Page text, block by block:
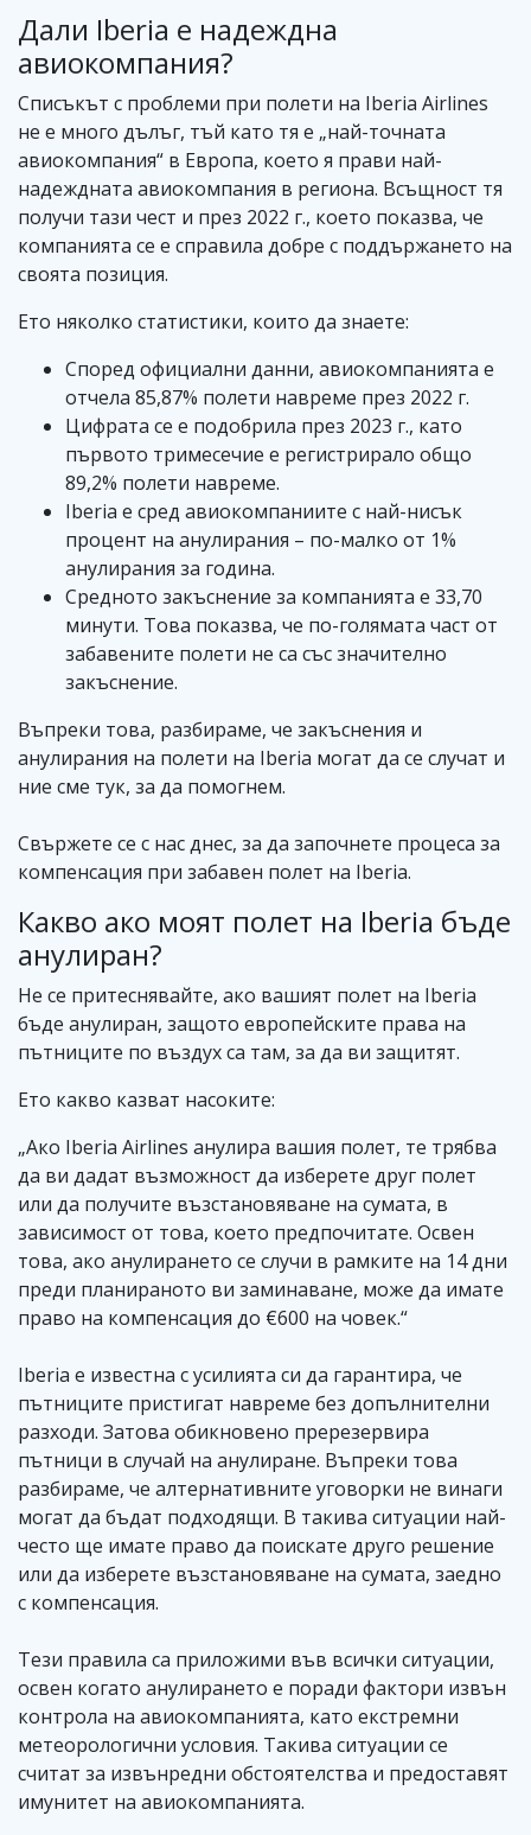
Дали Iberia е надеждна
авиокомпания?
Списъкът с проблеми при полети на Iberia Airlines
не е много дълъг, тъй като тя е „най-точната
авиокомпания“ в Европа, което я прави най-
надеждната авиокомпания в региона. Всъщност тя
получи тази чест и през 2022 г., което показва, че
компанията се е справила добре с поддържането на
своята позиция.
Ето няколко статистики, които да знаете:
Според официални данни, авиокомпанията е
отчела 85,87% полети навреме през 2022 г.
Цифрата се е подобрила през 2023 г., като
първото тримесечие е регистрирало общо
89,2% полети навреме.
Iberia е сред авиокомпаниите с най-нисък
процент на анулирания – по-малко от 1%
анулирания за година.
Средното закъснение за компанията е 33,70
минути. Това показва, че по-голямата част от
забавените полети не са със значително
закъснение.
Въпреки това, разбираме, че закъснения и
анулирания на полети на Iberia могат да се случат и
ние сме тук, за да помогнем.
Свържете се с нас днес, за да започнете процеса за
компенсация при забавен полет на Iberia.
Какво ако моят полет на Iberia бъде
анулиран?
Не се притеснявайте, ако вашият полет на Iberia
бъде анулиран, защото европейските права на
пътниците по въздух са там, за да ви защитят.
Ето какво казват насоките:
„Ако Iberia Airlines анулира вашия полет, те трябва
да ви дадат възможност да изберете друг полет
или да получите възстановяване на сумата, в
зависимост от това, което предпочитате. Освен
това, ако анулирането се случи в рамките на 14 дни
преди планираното ви заминаване, може да имате
право на компенсация до €600 на човек.“
Iberia е известна с усилията си да гарантира, че
пътниците пристигат навреме без допълнителни
разходи. Затова обикновено пререзервира
пътници в случай на анулиране. Въпреки това
разбираме, че алтернативните уговорки не винаги
могат да бъдат подходящи. В такива ситуации най-
често ще имате право да поискате друго решение
или да изберете възстановяване на сумата, заедно
с компенсация.
Тези правила са приложими във всички ситуации,
освен когато анулирането е поради фактори извън
контрола на авиокомпанията, като екстремни
метеорологични условия. Такива ситуации се
считат за извънредни обстоятелства и предоставят
имунитет на авиокомпанията.